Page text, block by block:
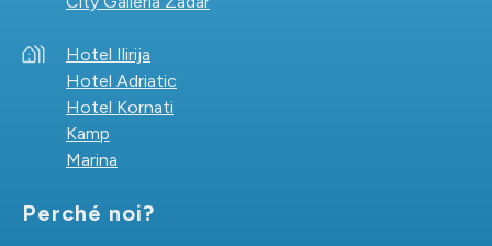
Hotel Ilirija
Hotel Adriatic
Hotel Kornati
Kamp
Marina
Perché noi?